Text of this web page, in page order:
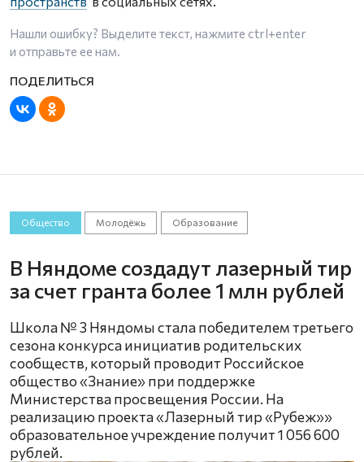
Нашли ошибку? Выделите текст, нажмите ctrl+enter
и отправьте ее нам.
Общество Молодёжь Образование
В Няндоме создадут лазерный тир
за счет гранта более 1 млн рублей
Школа № 3 Няндомы стала победителем третьего
сезона конкурса инициатив родительских
сообществ, который проводит Российское
общество «Знание» при поддержке
Министерства просвещения России. На
реализацию проекта «Лазерный тир «Рубеж»»
образовательное учреждение получит 1 056 600
рублей.